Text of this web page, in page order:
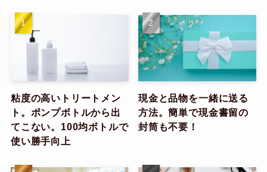
粘度の高いトリートメン
ト。ポンプボトルから出
てこない。100均ボトルで
使い勝手向上
現金と品物を一緒に送る
方法。簡単で現金書留の
封筒も不要！